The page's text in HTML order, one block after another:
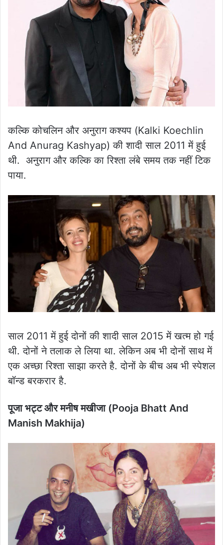
कल्कि कोचलिन और अनुराग कश्यप (Kalki Koechlin
And Anurag Kashyap) की शादी साल 2011 में हुई
थी. अनुराग और कल्कि का रिश्ता लंबे समय तक नहीं टिक
पाया.
साल 2011 में हुई दोनों की शादी साल 2015 में खत्म हो गई
थी. दोनों ने तलाक ले लिया था. लेकिन अब भी दोनों साथ में
एक अच्छा रिश्ता साझा करते है. दोनों के बीच अब भी स्पेशल
बॉन्ड बरकरार है.
पूजा भट्ट और मनीष मखीजा (Pooja Bhatt And
Manish Makhija)